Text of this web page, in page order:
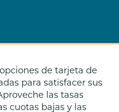
de tarjeta de
para satisfacer sus
las tasas
cuotas bajas y las